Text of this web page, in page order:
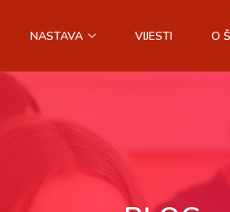
NASTAVA VIJESTI O